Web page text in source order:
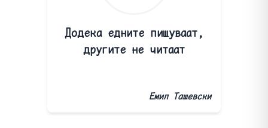
Додека едните пишуваат,
другите не читаат
Емил Ташевски